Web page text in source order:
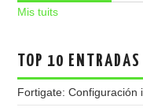
Mis tuits
TOP 10 ENTRADAS
Fortigate: Configuración